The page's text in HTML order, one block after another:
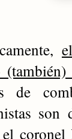
de
son
el coronel